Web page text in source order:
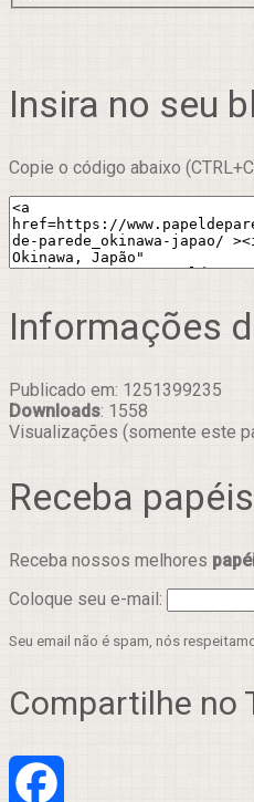
Insira no seu
Copie o código abaixo
Informações
Publicado em: 1251399235
Downloads: 1558
Visualizações (somente este
Receba
Receba nossos melhores
Coloque seu e-mail:
Seu email não é spam, nós
Compartilhe no